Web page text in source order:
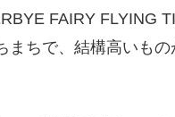
FAIRY FLYING
ちで、結構高いも